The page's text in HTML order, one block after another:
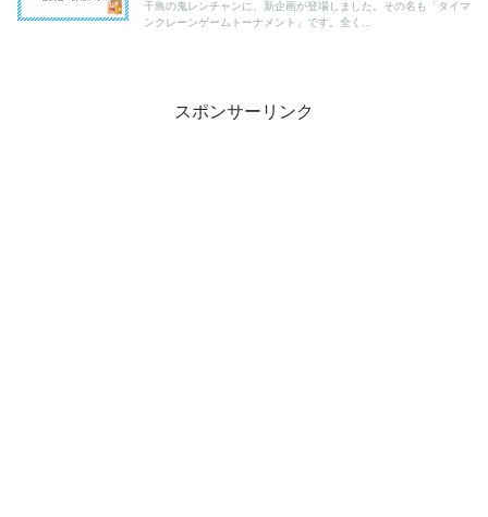
千鳥の鬼レンチャンに、新企画が登場しました。その名も「タイマ
ンクレーンゲームトーナメント」です。全く...
スポンサーリンク